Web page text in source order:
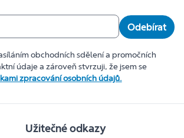
Odebírat
obchodních sdělení a promočních
údaje a zároveň stvrzuji, že jsem se
zpracování osobních údajů.
Užitečné odkazy